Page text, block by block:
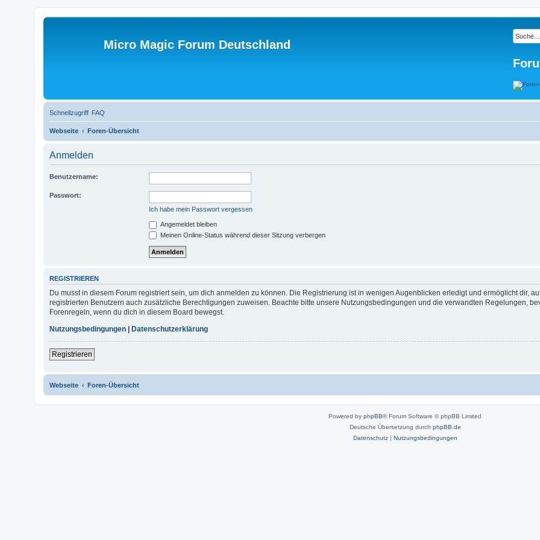
Micro Magic Forum Deutschland
Schnellzugriff FAQ
Webseite Foren-Übersicht
Anmelden
Benutzername:
Passwort:
Ich habe mein Passwort vergessen
Angemeldet bleiben
Meinen Online-Status während dieser Sitzung verbergen
REGISTRIEREN
Du musst in diesem Forum registriert sein, um dich anmelden zu können. Die Registrierung ist in wenigen Augenblicken erledigt und ermöglicht dir,
registrierten Benutzern auch zusätzliche Berechtigungen zuweisen. Beachte bitte unsere Nutzungsbedingungen und die verwandten Regelungen,
Forenregeln, wenn du dich in diesem Board bewegst.
Nutzungsbedingungen | Datenschutzerklärung
Registrieren
Webseite Foren-Übersicht
Powered by phpBB® Forum Software © phpBB Limited
Deutsche Übersetzung durch phpBB.de
Datenschutz| Nutzungsbedingungen